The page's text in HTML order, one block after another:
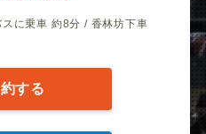
に乗車 約8分 / 香林坊下車
する